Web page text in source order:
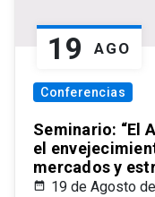
19 AGO
Conferencias
Seminario: “El
el
mercados y
19 de Agosto